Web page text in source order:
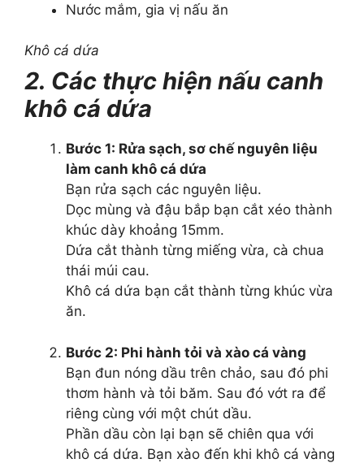
Nước mắm, gia vị nấu ăn
Khô cá dứa
2. Các thực hiện nấu canh
khô cá dứa
Bước 1: Rửa sạch, sơ chế nguyên liệu
làm canh khô cá dứa
Bạn rửa sạch các nguyên liệu.
Dọc mùng và đậu bắp bạn cắt xéo thành
khúc dày khoảng 15mm.
Dứa cắt thành từng miếng vừa, cà chua
thái múi cau.
Khô cá dứa bạn cắt thành từng khúc vừa
ăn.
Bước 2: Phi hành tỏi và xào cá vàng
Bạn đun nóng dầu trên chảo, sau đó phi
thơm hành và tỏi băm. Sau đó vớt ra để
riêng cùng với một chút dầu.
Phần dầu còn lại bạn sẽ chiên qua với
khô cá dứa. Bạn xào đến khi khô cá vàng